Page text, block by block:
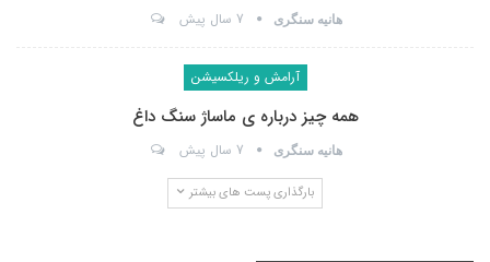
هانیه سنگری 7 سال پیش
آرامش و ریلکسیشن
همه چیز درباره ی ماساژ سنگ داغ
هانیه سنگری 7 سال پیش
بارگذاری پست های بیشتر